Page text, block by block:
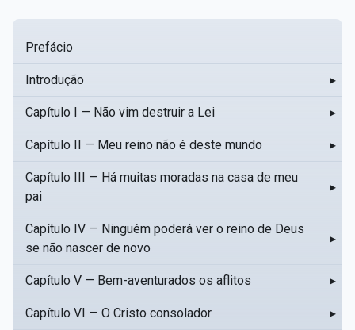
Prefácio
Introdução ▸
Capítulo I — Não vim destruir a Lei ▸
Capítulo II — Meu reino não é deste mundo ▸
Capítulo III — Há muitas moradas na casa de meu
pai
▸
Capítulo IV — Ninguém poderá ver o reino de Deus
se não nascer de novo
▸
Capítulo V — Bem-aventurados os aflitos ▸
Capítulo VI — O Cristo consolador ▸